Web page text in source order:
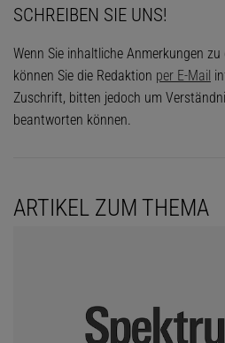
SCHREIBEN SIE UNS!
Wenn Sie inhaltliche Anmerkungen
können Sie die Redaktion per E-Mail
Zuschrift, bitten jedoch um
beantworten können.
ARTIKEL ZUM THEMA